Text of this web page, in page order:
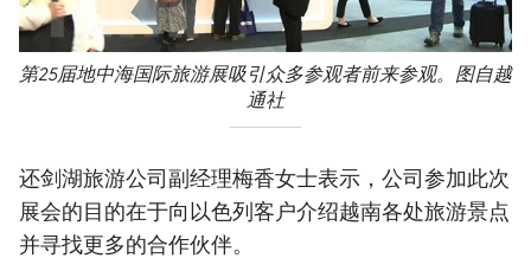
第25届地中海国际旅游展吸引众多参观者前来参观。图自越
通社
还剑湖旅游公司副经理梅香女士表示，公司参加此次
展会的目的在于向以色列客户介绍越南各处旅游景点
并寻找更多的合作伙伴。